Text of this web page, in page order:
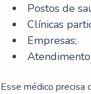
Postos de
Clínicas
Empresas;
Esse médico precisa